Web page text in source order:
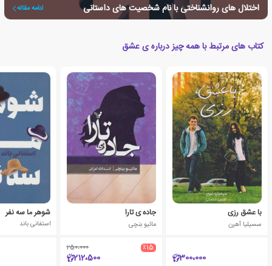
اختلال های روانشناختی با نام شخصیت های داستانی ادامه مقاله
کتاب های مرتبط با همه چیز درباره ی عشق
با عشق رزی
سسیلیا آهرن
300،000
جاده ی تارا
مائیو بنچی
٪15 250،000
212،500
شوهر ما سه نفر
استفانی باند